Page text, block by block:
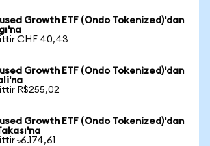
Growth ETF (Ondo Tokenized)'dan
CHF 40,43
Growth ETF (Ondo Tokenized)'dan
R$255,02
Growth ETF (Ondo Tokenized)'dan
৳6.174,61